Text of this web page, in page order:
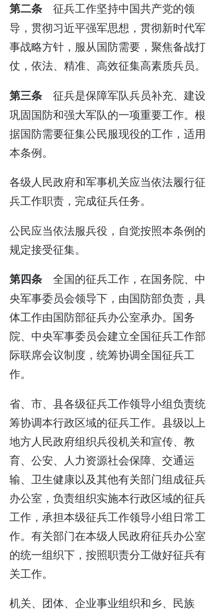
第二条 征兵工作坚持中国共产党的领
导，贯彻习近平强军思想，贯彻新时代军
事战略方针，服从国防需要，聚焦备战打
仗，依法、精准、高效征集高素质兵员。
第三条 征兵是保障军队兵员补充、建设
巩固国防和强大军队的一项重要工作。根
据国防需要征集公民服现役的工作，适用
本条例。
各级人民政府和军事机关应当依法履行征
兵工作职责，完成征兵任务。
公民应当依法服兵役，自觉按照本条例的
规定接受征集。
第四条 全国的征兵工作，在国务院、中
央军事委员会领导下，由国防部负责，具
体工作由国防部征兵办公室承办。国务
院、中央军事委员会建立全国征兵工作部
际联席会议制度，统筹协调全国征兵工
作。
省、市、县各级征兵工作领导小组负责统
筹协调本行政区域的征兵工作。县级以上
地方人民政府组织兵役机关和宣传、教
育、公安、人力资源社会保障、交通运
输、卫生健康以及其他有关部门组成征兵
办公室，负责组织实施本行政区域的征兵
工作，承担本级征兵工作领导小组日常工
作。有关部门在本级人民政府征兵办公室
的统一组织下，按照职责分工做好征兵有
关工作。
机关、团体、企业事业组织和乡、民族